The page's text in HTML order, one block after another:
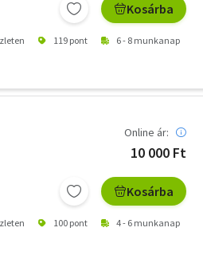
Kosárba
119 pont 6 - 8 munkanap
Online ár:
10 000 Ft
Kosárba
100 pont 4 - 6 munkanap